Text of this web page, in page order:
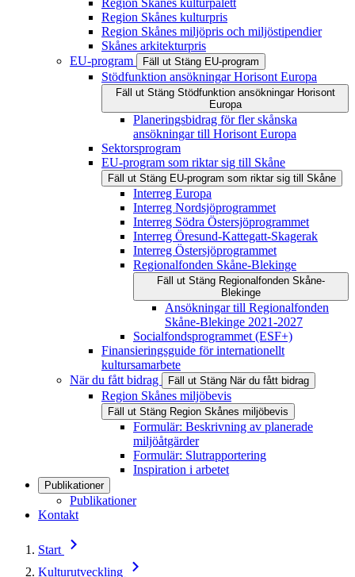
Region Skånes kulturpalett
Region Skånes kulturpris
Region Skånes miljöpris och miljöstipendier
Skånes arkitekturpris
EU-program
Fäll ut Stäng EU-program
Stödfunktion ansökningar Horisont Europa
Fäll ut Stäng Stödfunktion ansökningar Horisont
Europa
Planeringsbidrag för fler skånska
ansökningar till Horisont Europa
Sektorsprogram
EU-program som riktar sig till Skåne
Fäll ut Stäng EU-program som riktar sig till Skåne
Interreg Europa
Interreg Nordsjöprogrammet
Interreg Södra Östersjöprogrammet
Interreg Öresund-Kattegatt-Skagerak
Interreg Östersjöprogrammet
Regionalfonden Skåne-Blekinge
Fäll ut Stäng Regionalfonden Skåne-
Blekinge
Ansökningar till Regionalfonden
Skåne-Blekinge 2021-2027
Socialfondsprogrammet (ESF+)
Finansieringsguide för internationellt
kultursamarbete
När du fått bidrag
Fäll ut Stäng När du fått bidrag
Region Skånes miljöbevis
Fäll ut Stäng Region Skånes miljöbevis
Formulär: Beskrivning av planerade
miljöåtgärder
Formulär: Slutrapportering
Inspiration i arbetet
Publikationer
Publikationer
Kontakt
Start
Kulturutveckling